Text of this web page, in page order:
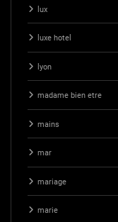
lux
luxe hotel
lyon
madame bien etre
mains
mar
mariage
marie